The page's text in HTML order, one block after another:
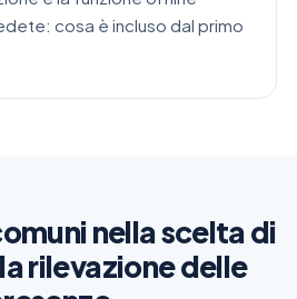
cosa è incluso dal primo
nella scelta di
rilevazione delle